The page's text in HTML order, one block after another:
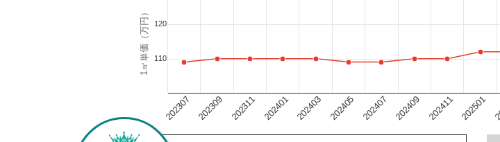
1㎡単価（万円）
202307 202309 202311 202401 202403 202405 202407 202409 202411 202501
110
120